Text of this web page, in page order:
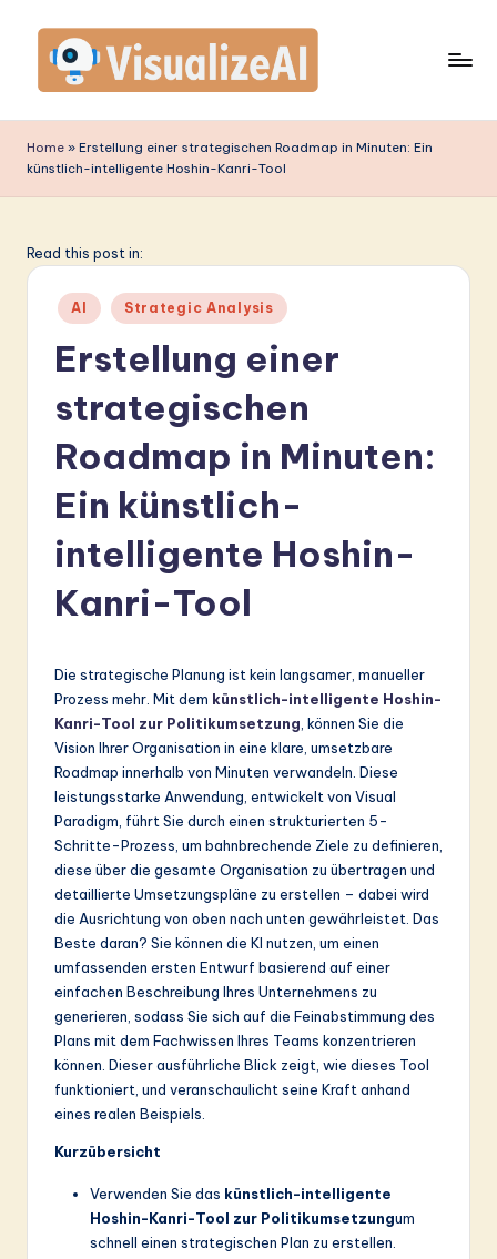
content
is
u
li
A
G
m
L
in
A
&
S
Home » Erstellung einer strategischen Roadmap in Minuten: Ein
künstlich-intelligente Hoshin-Kanri-Tool
Read this post in:
Posted
in
AI Strategic Analysis
Erstellung einer
strategischen
Roadmap in Minuten:
Ein künstlich-
intelligente Hoshin-
Kanri-Tool
Die strategische Planung ist kein langsamer, manueller
Prozess mehr. Mit dem künstlich-intelligente Hoshin-
Kanri-Tool zur Politikumsetzung , können Sie die
Vision Ihrer Organisation in eine klare, umsetzbare
Roadmap innerhalb von Minuten verwandeln. Diese
leistungsstarke Anwendung, entwickelt von Visual
Paradigm, führt Sie durch einen strukturierten 5-
Schritte-Prozess, um bahnbrechende Ziele zu definieren,
diese über die gesamte Organisation zu übertragen und
detaillierte Umsetzungspläne zu erstellen – dabei wird
die Ausrichtung von oben nach unten gewährleistet. Das
Beste daran? Sie können die KI nutzen, um einen
umfassenden ersten Entwurf basierend auf einer
einfachen Beschreibung Ihres Unternehmens zu
generieren, sodass Sie sich auf die Feinabstimmung des
Plans mit dem Fachwissen Ihres Teams konzentrieren
können. Dieser ausführliche Blick zeigt, wie dieses Tool
funktioniert, und veranschaulicht seine Kraft anhand
eines realen Beispiels.
Kurzübersicht
Verwenden Sie das künstlich-intelligente
Hoshin-Kanri-Tool zur Politikumsetzungum
schnell einen strategischen Plan zu erstellen.